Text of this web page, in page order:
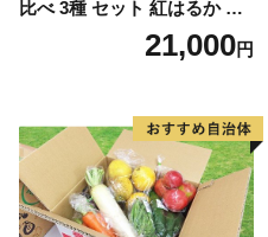
比べ 3種 セット 紅はるか 安
納芋 シルクスイート 合計 15
kg サイズ混合 サツマイモ 焼
芋 ほしいも スイートポテト
いも天 サイズミックス 甘い
ねっとり 生芋 新芋 あんのう
いも 甘藷 べにはるか スイー
ツ 国産 糖度 産地直送 農家直
21,000円